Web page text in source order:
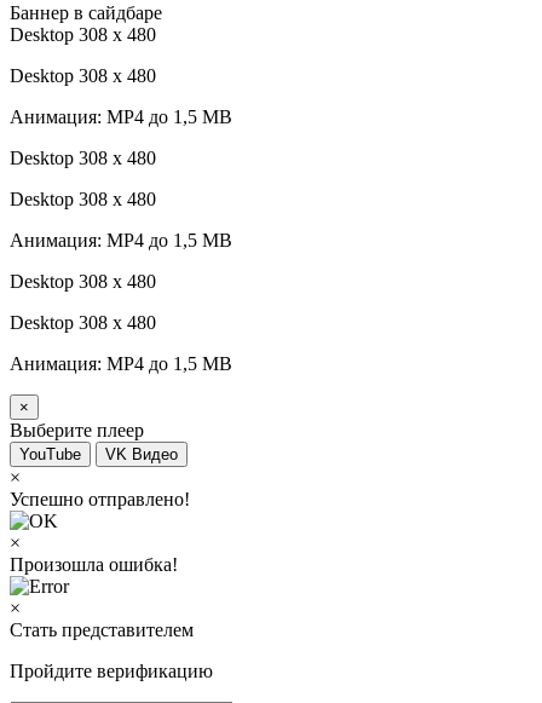
Баннер в сайдбаре
Desktop 308 х 480
Desktop 308 х 480
Анимация: MP4 до 1,5 MB
Desktop 308 х 480
Desktop 308 х 480
Анимация: MP4 до 1,5 MB
Desktop 308 х 480
Desktop 308 х 480
Анимация: MP4 до 1,5 MB
×
Выберите плеер
YouTube VK Видео
×
Успешно отправлено!
×
Произошла ошибка!
×
Стать представителем
Пройдите верификацию